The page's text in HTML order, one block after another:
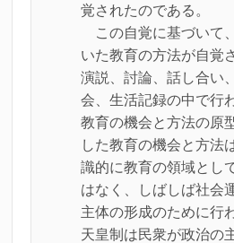
覚されたのである。
この自覚に基づいて
いた教育の方法が自覚
演説、討論、話し合い
会、生活記録の中で行
教育の機会と方法の原
した教育の機会と方法
識的に教育の領域とし
はなく、しばしば社会
主体の形成のために行
天皇制は民衆が政治の